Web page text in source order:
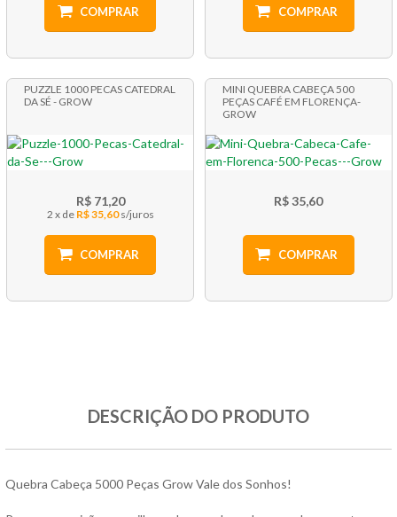
COMPRAR COMPRAR
PUZZLE 1000 PECAS CATEDRAL
DA SÉ - GROW
R$ 71,20
2 x R$ 35,60
COMPRAR
MINI QUEBRA CABEÇA 500
PEÇAS CAFÉ EM FLORENÇA-
GROW
R$ 35,60
COMPRAR
DESCRIÇÃO DO PRODUTO
Quebra Cabeça 5000 Peças Grow Vale dos Sonhos!